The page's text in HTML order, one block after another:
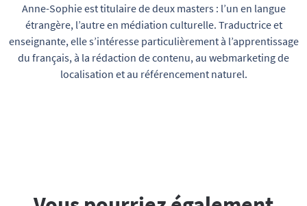
Anne-Sophie est titulaire de deux masters : l’un en langue
étrangère, l’autre en médiation culturelle. Traductrice et
enseignante, elle s’intéresse particulièrement à l’apprentissage
du français, à la rédaction de contenu, au webmarketing de
localisation et au référencement naturel.